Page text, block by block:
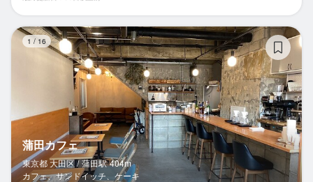
1 / 16
蒲田カフェ
東京都 大田区 / 蒲田駅 404m
カフェ、サンドイッチ、ケーキ